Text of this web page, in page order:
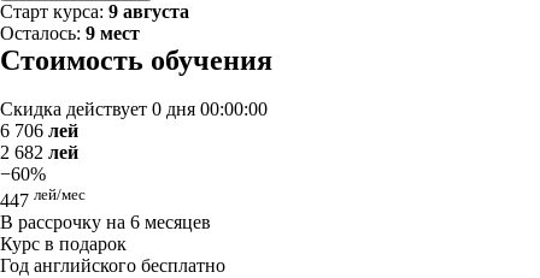
Старт курса: 9 августа
Осталось: 9 мест
Стоимость обучения
Скидка действует 0 дня 00:00:00
6 706 лей
2 682 лей
−60%
447 лей/мес
В рассрочку на 6 месяцев
Курс в подарок
Год английского бесплатно